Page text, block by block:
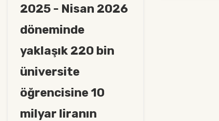
2025 - Nisan 2026
döneminde
yaklaşık 220 bin
üniversite
öğrencisine 10
milyar liranın